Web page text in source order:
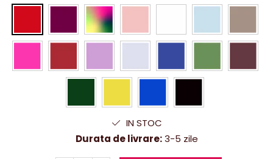
IN STOC
Durata de livrare:3-5 zile